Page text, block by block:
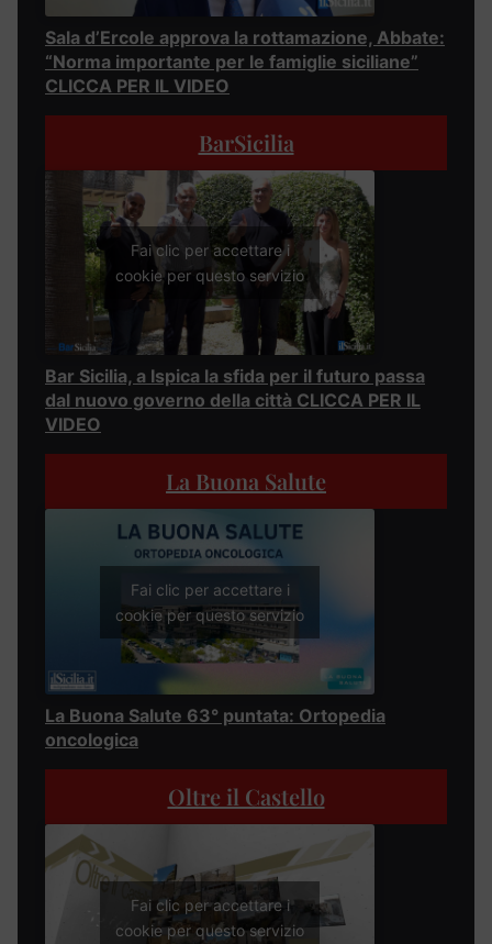
Sala d’Ercole approva la rottamazione, Abbate:
“Norma importante per le famiglie siciliane”
CLICCA PER IL VIDEO
BarSicilia
Fai clic per accettare i
cookie per questo servizio
Bar Sicilia, a Ispica la sfida per il futuro passa
dal nuovo governo della città CLICCA PER IL
VIDEO
La Buona Salute
Fai clic per accettare i
cookie per questo servizio
La Buona Salute 63° puntata: Ortopedia
oncologica
Oltre il Castello
Fai clic per accettare i
cookie per questo servizio